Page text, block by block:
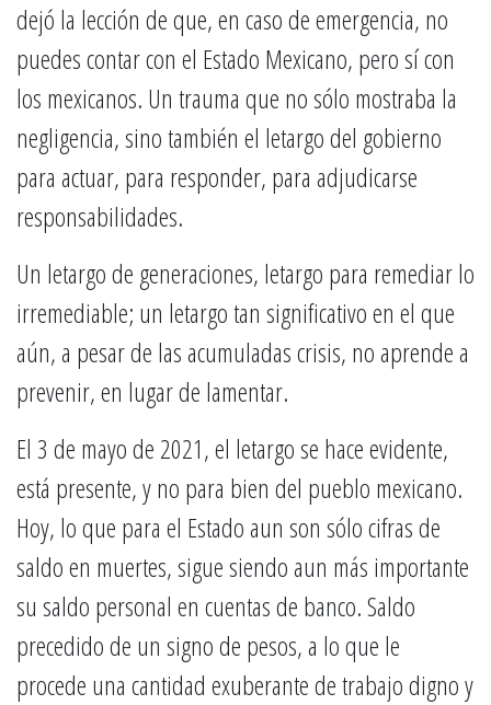
dejó la lección de que, en caso de emergencia, no
puedes contar con el Estado Mexicano, pero sí con
los mexicanos. Un trauma que no sólo mostraba la
negligencia, sino también el letargo del gobierno
para actuar, para responder, para adjudicarse
responsabilidades.
Un letargo de generaciones, letargo para remediar lo
irremediable; un letargo tan significativo en el que
aún, a pesar de las acumuladas crisis, no aprende a
prevenir, en lugar de lamentar.
El 3 de mayo de 2021, el letargo se hace evidente,
está presente, y no para bien del pueblo mexicano.
Hoy, lo que para el Estado aun son sólo cifras de
saldo en muertes, sigue siendo aun más importante
su saldo personal en cuentas de banco. Saldo
precedido de un signo de pesos, a lo que le
procede una cantidad exuberante de trabajo digno y